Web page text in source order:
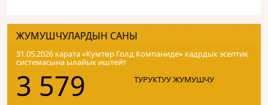
ЖУМУШЧУЛАРДЫН САНЫ
31.05.2026 карата «Кумтɵр Голд Компаниде» кадрдык эсептик
системасына ылайык иштейт
3 579 ТУРУКТУУ ЖУМУШЧУ